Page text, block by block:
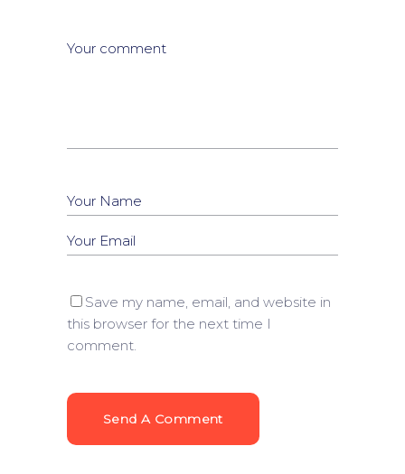
Save my name, email, and website in
this browser for the next time I
comment.
Send A Comment